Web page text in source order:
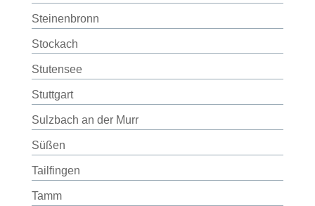
Steinenbronn
Stockach
Stutensee
Stuttgart
Sulzbach an der Murr
Süßen
Tailfingen
Tamm